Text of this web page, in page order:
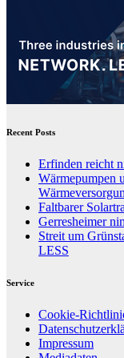
Recent Posts
Erfinden reicht
Wärmepumpen
Faltbarer
Gerresheimer
Streit um
LESS
Service
Cookie-
Impressum